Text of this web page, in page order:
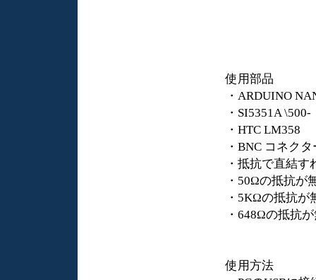
使用部品
・ARDUINO
・SI5351A \500-
・HTC LM358
・BNC コネクタ
・抵抗で直結
・50Ωの抵抗が
・5KΩの抵抗
・648Ωの抵抗
使用方法